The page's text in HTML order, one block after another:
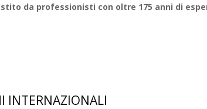
da professionisti con oltre 175 anni di
INTERNAZIONALI